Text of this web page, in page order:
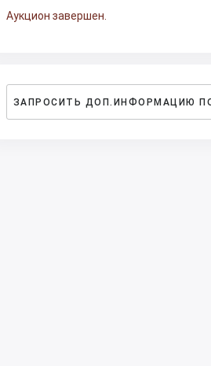
Аукцион завершен.
ЗАПРОСИТЬ ДОП.ИНФОРМАЦИЮ